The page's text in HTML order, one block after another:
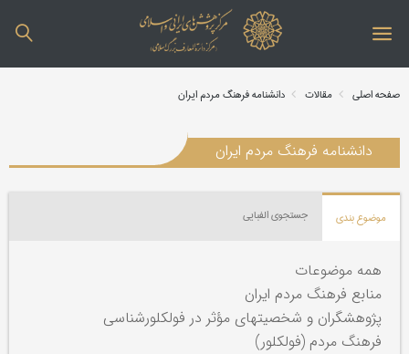
صفحه اصلی مقالات دانشنامه فرهنگ مردم ایران
دانشنامه فرهنگ مردم ایران
موضوع بندی جستجوی الفبایی
همه موضوعات
منابع فرهنگ مردم ایران
پژوهشگران و شخصیتهای مؤثر در فولکلورشناسی
فرهنگ مردم (فولکلور)